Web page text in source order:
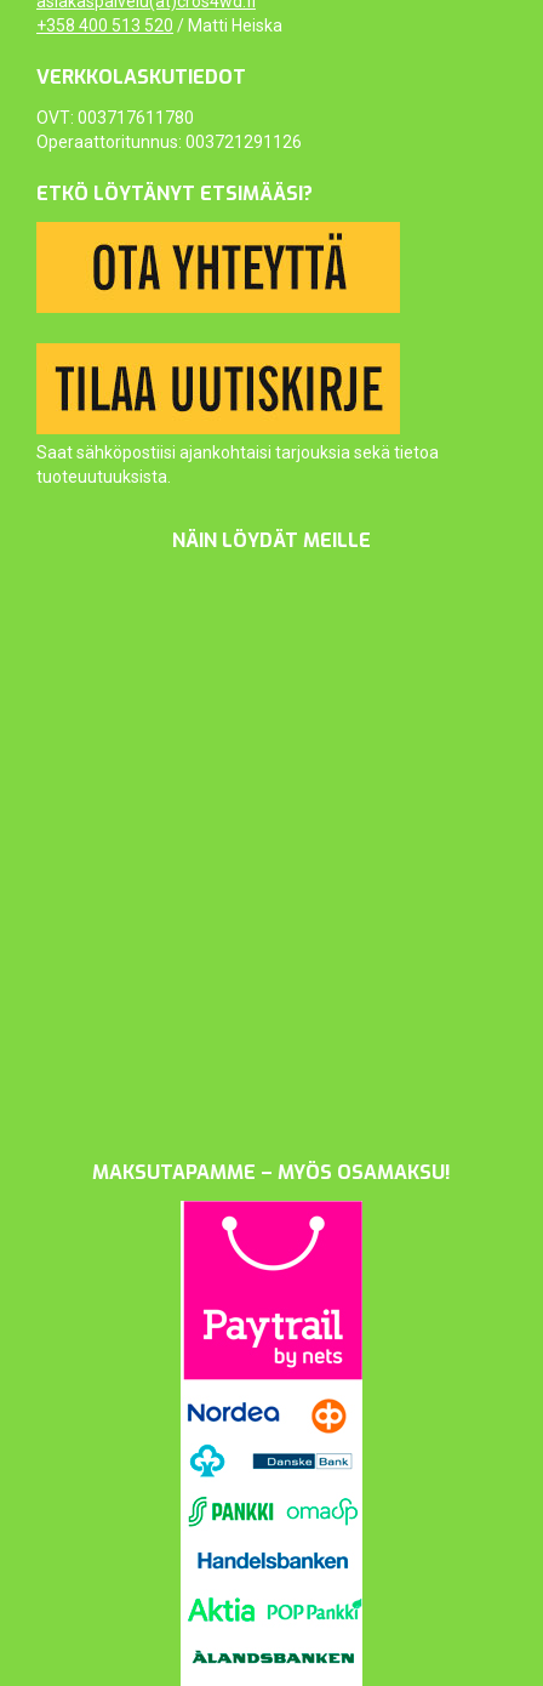
+358 400 513 520 / Matti Heiska
VERKKOLASKUTIEDOT
OVT: 003717611780
Operaattoritunnus: 003721291126
ETKÖ LÖYTÄNYT ETSIMÄÄSI?
Saat sähköpostiisi ajankohtaisi tarjouksia sekä tietoa
tuoteuutuuksista.
NÄIN LÖYDÄT MEILLE
MAKSUTAPAMME – MYÖS OSAMAKSU!